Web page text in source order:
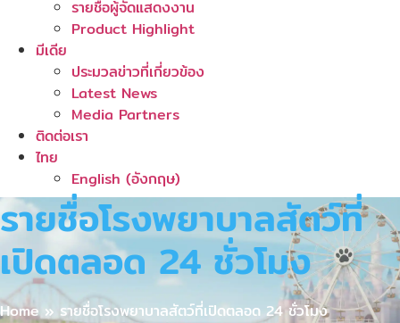
รายชื่อผู้จัดแสดงงาน
Product Highlight
มีเดีย
ประมวลข่าวที่เกี่ยวข้อง
Latest News
Media Partners
ติดต่อเรา
ไทย
English (อังกฤษ)
รายชื่อโรงพยาบาลสัตว์ที่
เปิดตลอด 24 ชั่วโมง
Home» รายชื่อโรงพยาบาลสัตว์ที่เปิดตลอด 24 ชั่วโมง